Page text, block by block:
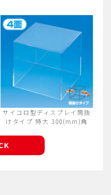
サイコロ型ディスプレイ筒抜
けタイプ 特大 300(mm)角